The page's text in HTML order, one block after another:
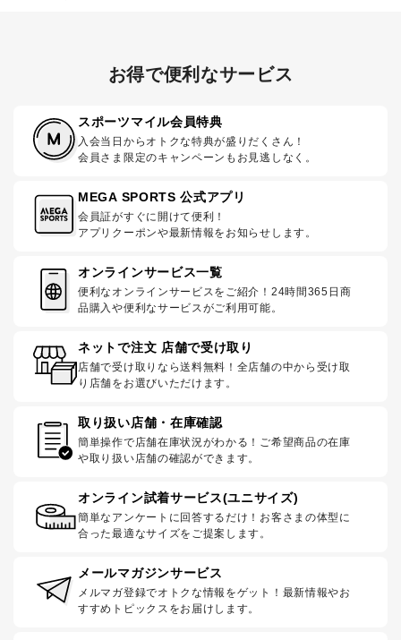
お得で便利なサービス
スポーツマイル会員特典
入会当日からオトクな特典が盛りだくさん！
会員さま限定のキャンペーンもお見逃しなく。
MEGA SPORTS 公式アプリ
会員証がすぐに開けて便利！
アプリクーポンや最新情報をお知らせします。
オンラインサービス一覧
便利なオンラインサービスをご紹介！24時間365日商
品購入や便利なサービスがご利用可能。
ネットで注文 店舗で受け取り
店舗で受け取りなら送料無料！全店舗の中から受け取
り店舗をお選びいただけます。
取り扱い店舗・在庫確認
簡単操作で店舗在庫状況がわかる！ご希望商品の在庫
や取り扱い店舗の確認ができます。
オンライン試着サービス(ユニサイズ)
簡単なアンケートに回答するだけ！お客さまの体型に
合った最適なサイズをご提案します。
メールマガジンサービス
メルマガ登録でオトクな情報をゲット！最新情報やお
すすめトピックスをお届けします。